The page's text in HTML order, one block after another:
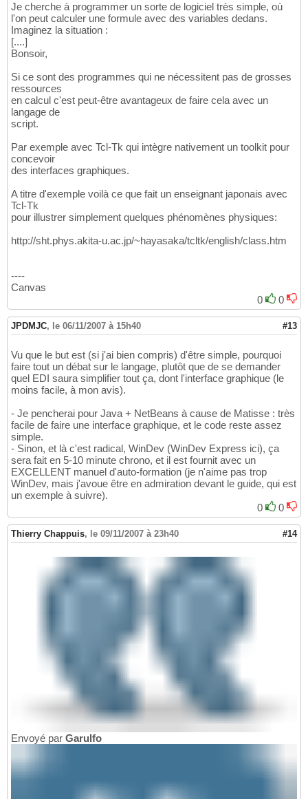
Je cherche à programmer un sorte de logiciel très simple, où
l'on peut calculer une formule avec des variables dedans.
Imaginez la situation :
[....]
Bonsoir,
Si ce sont des programmes qui ne nécessitent pas de grosses
ressources
en calcul c'est peut-être avantageux de faire cela avec un
langage de
script.
Par exemple avec Tcl-Tk qui intègre nativement un toolkit pour
concevoir
des interfaces graphiques.
A titre d'exemple voilà ce que fait un enseignant japonais avec
Tcl-Tk
pour illustrer simplement quelques phénomènes physiques:
http://sht.phys.akita-u.ac.jp/~hayasaka/tcltk/english/class.htm
----
Canvas
0
0
JPDMJC, le 06/11/2007 à 15h40 #13
Vu que le but est (si j'ai bien compris) d'être simple, pourquoi
faire tout un débat sur le langage, plutôt que de se demander
quel EDI saura simplifier tout ça, dont l'interface graphique (le
moins facile, à mon avis).
- Je pencherai pour Java + NetBeans à cause de Matisse : très
facile de faire une interface graphique, et le code reste assez
simple.
- Sinon, et là c'est radical, WinDev (WinDev Express ici), ça
sera fait en 5-10 minute chrono, et il est fournit avec un
EXCELLENT manuel d'auto-formation (je n'aime pas trop
WinDev, mais j'avoue être en admiration devant le guide, qui est
un exemple à suivre).
0
0
Thierry Chappuis, le 09/11/2007 à 23h40 #14
Envoyé par Garulfo